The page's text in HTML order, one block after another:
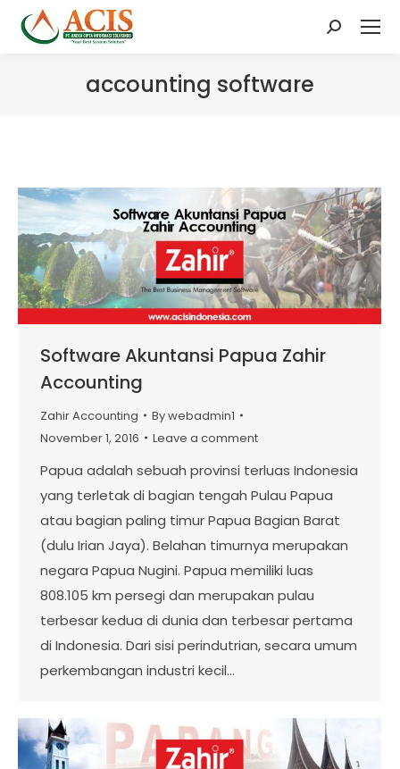
Search:
accounting software
Software Akuntansi Papua Zahir
Accounting
Zahir Accounting Bywebadmin1
November 1, 2016
Leave a comment
Papua adalah sebuah provinsi terluas Indonesia
yang terletak di bagian tengah Pulau Papua
atau bagian paling timur Papua Bagian Barat
(dulu Irian Jaya). Belahan timurnya merupakan
negara Papua Nugini. Papua memiliki luas
808.105 km persegi dan merupakan pulau
terbesar kedua di dunia dan terbesar pertama
di Indonesia. Dari sisi perindutrian, secara umum
perkembangan industri kecil…